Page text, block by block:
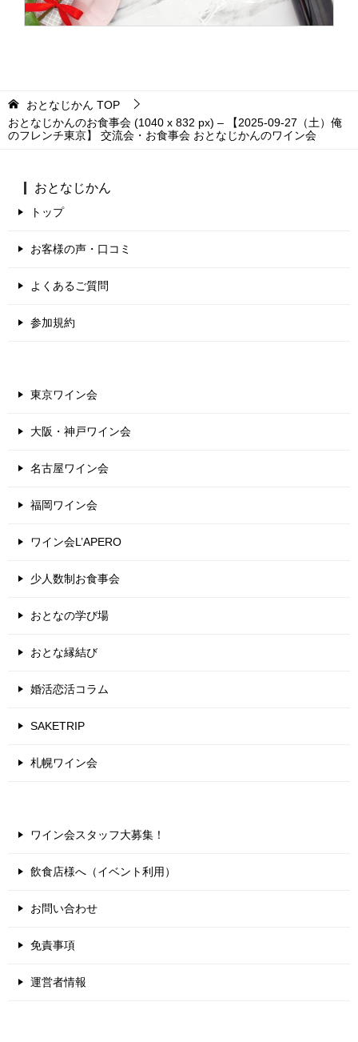
おとなじかん TOP
おとなじかんのお食事会 (1040 x 832 px) – 【2025-09-27（土）俺
のフレンチ東京】 交流会・お食事会 おとなじかんのワイン会
おとなじかん
トップ
お客様の声・口コミ
よくあるご質問
参加規約
東京ワイン会
大阪・神戸ワイン会
名古屋ワイン会
福岡ワイン会
ワイン会L’APERO
少人数制お食事会
おとなの学び場
おとな縁結び
婚活恋活コラム
SAKETRIP
札幌ワイン会
ワイン会スタッフ大募集！
飲食店様へ（イベント利用）
お問い合わせ
免責事項
運営者情報